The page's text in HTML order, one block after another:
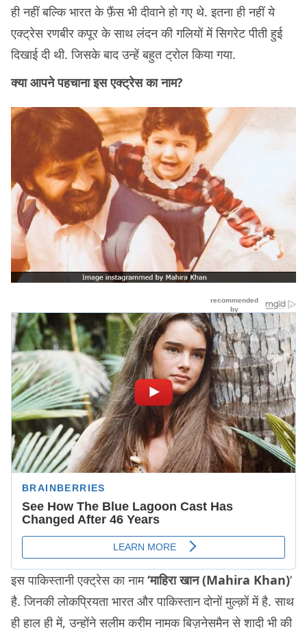
ही नहीं बल्कि भारत के फ़ैंस भी दीवाने हो गए थे. इतना ही नहीं ये
एक्ट्रेस रणबीर कपूर के साथ लंदन की गलियों में सिगरेट पीती हुई
दिखाई दी थी. जिसके बाद उन्हें बहुत ट्रोल किया गया.
क्या आपने पहचाना इस एक्ट्रेस का नाम?
इस पाकिस्तानी एक्ट्रेस का नाम‘माहिरा खान (Mahira Khan)‘
है. जिनकी लोकप्रियता भारत और पाकिस्तान दोनों मुल्क़ों में है. साथ
ही हाल ही में, उन्होंने सलीम करीम नामक बिज़नेसमैन से शादी भी की